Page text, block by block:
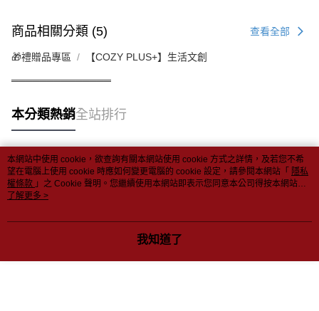
商品相關分類 (5) 查看全部
🎁禮贈品專區 【COZY PLUS+】生活文創
══════════════
本分類熱銷全站排行
熱門標籤
本網站中使用 cookie，欲查詢有關本網站使用 cookie 方式之詳情，及若您不希
望在電腦上使用 cookie 時應如何變更電腦的 cookie 設定，請參閱本網站「 隱私
權條款 」之 Cookie 聲明。您繼續使用本網站即表示您同意本公司得按本網站使
用條款之 Cookie 聲明使用 cookie。
了解更多 >
我知道了